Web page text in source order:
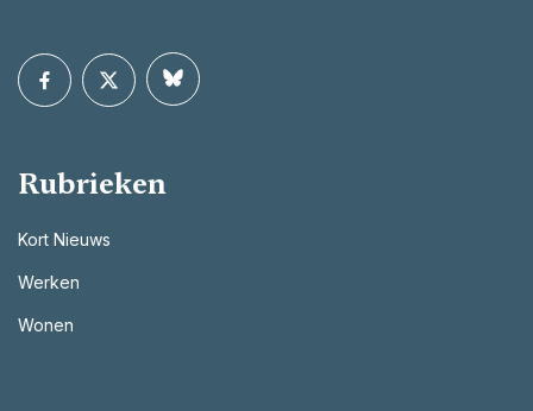
Rubrieken
Kort Nieuws
Werken
Wonen